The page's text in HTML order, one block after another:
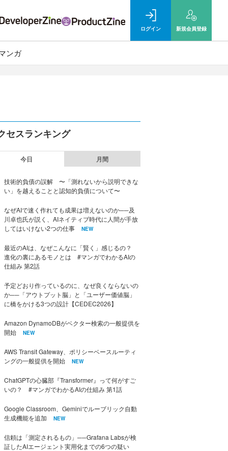
ログイン 新規会員登録
ンガ
セスランキング
今日 月間
技術的負債の誤解 〜「測れないから説明できな
い」を越えることと認知的負債について〜
なぜAIで速く作れても成果は増えないのか──及
川卓也氏が説く、AIネイティブ時代に人間が手放
してはいけない2つの仕事
NEW
最近のAIは、なぜこんなに「賢く」感じるの？
進化の裏にあるモノとは #マンガでわかるAIの
仕組み 第2話
予定どおり作っているのに、なぜ良くならないの
か──「アウトプット脳」と「ユーザー価値脳」
に橋をかける3つの設計【CEDEC2026】
Amazon DynamoDBがベクター検索の一般提供を
開始
NEW
AWS Transit Gateway、ポリシーベースルーティ
ングの一般提供を開始
NEW
ChatGPTの心臓部『Transformer』って何がすご
いの？ #マンガでわかるAIの仕組み 第1話
Google Classroom、Geminiでルーブリック自動
生成機能を追加
NEW
信頼は「測定されるもの」──Grafana Labsが検
証したAIエージェント実用化までの6つの疑い